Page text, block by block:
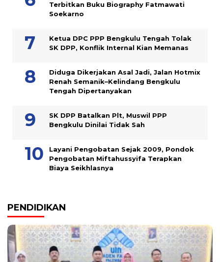
Terbitkan Buku Biography Fatmawati
Soekarno
Ketua DPC PPP Bengkulu Tengah Tolak
SK DPP, Konflik Internal Kian Memanas
Diduga Dikerjakan Asal Jadi, Jalan Hotmix
Renah Semanik–Kelindang Bengkulu
Tengah Dipertanyakan
SK DPP Batalkan Plt, Muswil PPP
Bengkulu Dinilai Tidak Sah
Layani Pengobatan Sejak 2009, Pondok
Pengobatan Miftahussyifa Terapkan
Biaya Seikhlasnya
PENDIDIKAN